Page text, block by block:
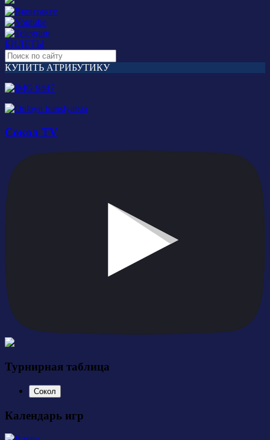
БИЛЕТЫ
КУПИТЬ АТРИБУТИКУ
Сокол TV
Турнирная таблица
Сокол
Календарь игр